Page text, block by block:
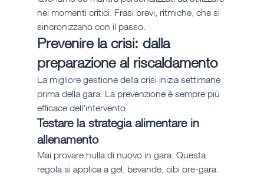
nei momenti critici. Frasi brevi, ritmiche, che si
sincronizzano con il passo.
Prevenire la crisi: dalla
preparazione al riscaldamento
La migliore gestione della crisi inizia settimane
prima della gara. La prevenzione è sempre più
efficace dell'intervento.
Testare la strategia alimentare in
allenamento
Mai provare nulla di nuovo in gara. Questa
regola si applica a gel, bevande, cibi pre-gara.